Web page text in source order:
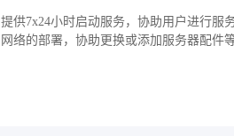
提供7x24小时启动服务，协助用户进行服
网络的部署，协助更换或添加服务器配件